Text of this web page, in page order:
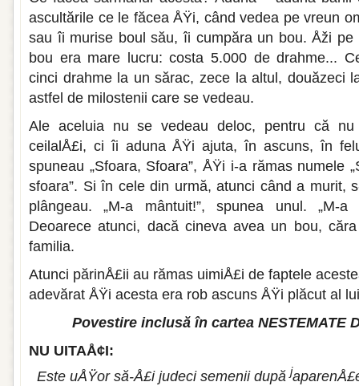
ascultările ce le făcea ÅŸi, când vedea pe vreun
sau îi murise boul său, îi cumpăra un bou. Åži
bou era mare lucru: costa 5.000 de drahme...
cinci drahme la un sărac, zece la altul, douăzeci
astfel de milostenii care se vedeau.
Ale aceluia nu se vedeau deloc, pentru că nu
ceilalÅ£i, ci îi aduna ÅŸi ajuta, în ascuns, în
spuneau „Sfoara, Sfoara”, ÅŸi i-a rămas numele
sfoara”. Si în cele din urmă, atunci când a murit,
plângeau. „M-a mântuit!”, spunea unul. „M-a
Deoarece atunci, dacă cineva avea un bou,
familia.
Atunci părinÅ£ii au rămas uimiÅ£i de faptele
adevărat ÅŸi acesta era rob ascuns ÅŸi plăcut al
Povestire inclusă în cartea NESTEMATE
NU UITAÅ¢I:
Este uÅŸor să-Å£i judeci semenii dupăj